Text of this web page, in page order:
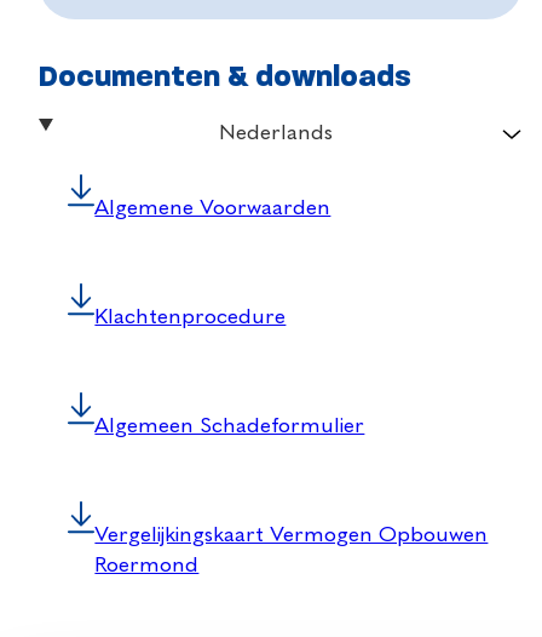
Documenten & downloads
Nederlands
Algemene Voorwaarden
Klachtenprocedure
Algemeen Schadeformulier
Vergelijkingskaart Vermogen Opbouwen
Roermond